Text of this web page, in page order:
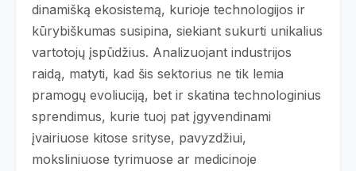
dinamišką ekosistemą, kurioje technologijos ir
kūrybiškumas susipina, siekiant sukurti unikalius
vartotojų įspūdžius. Analizuojant industrijos
raidą, matyti, kad šis sektorius ne tik lemia
pramogų evoliuciją, bet ir skatina technologinius
sprendimus, kurie tuoj pat įgyvendinami
įvairiuose kitose srityse, pavyzdžiui,
moksliniuose tyrimuose ar medicinoje